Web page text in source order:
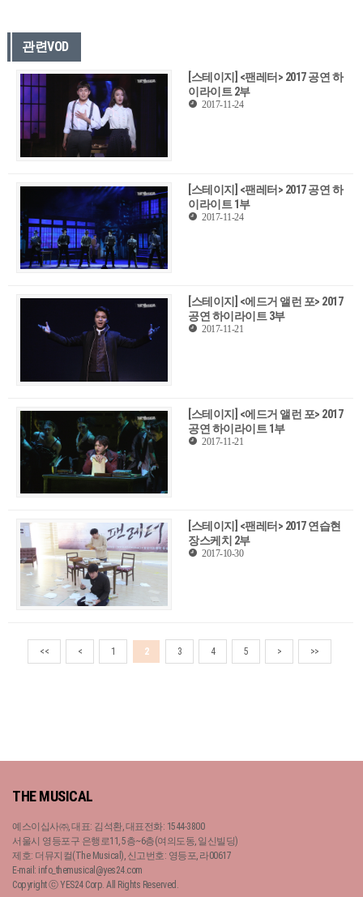
관련VOD
[스테이지] <팬레터> 2017 공연 하
이라이트 2부
2017-11-24
[스테이지] <팬레터> 2017 공연 하
이라이트 1부
2017-11-24
[스테이지] <에드거 앨런 포> 2017
공연 하이라이트 3부
2017-11-21
[스테이지] <에드거 앨런 포> 2017
공연 하이라이트 1부
2017-11-21
[스테이지] <팬레터> 2017 연습현
장스케치 2부
2017-10-30
<< < 1 2 3 4 5 > >>
THE MUSICAL
예스이십사㈜, 대표: 김석환, 대표전화: 1544-3800
서울시 영등포구 은행로11, 5층~6층(여의도동, 일신빌딩)
제호: 더뮤지컬(The Musical), 신고번호: 영등포, 라00617
E-mail: info_themusical@yes24.com
Copyright ⓒ YES24 Corp. All Rights Reserved.